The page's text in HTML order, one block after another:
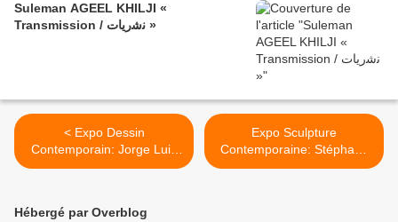
Suleman AGEEL KHILJI «
Transmission / ﻧﺷرﯾﺎت »
< Expo Dessin
Contemporain: Jorge Luis
MIRANDA "CARRACEDO"
Expo Sculpture
Contemporaine: Stéphane
PENCREAC'H " La Route
Hébergé par Overblog